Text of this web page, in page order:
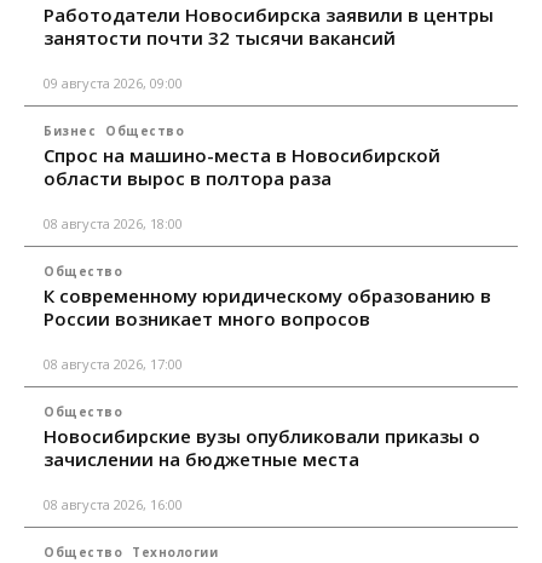
Работодатели Новосибирска заявили в центры
занятости почти 32 тысячи вакансий
09 августа 2026, 09:00
Бизнес Общество
Спрос на машино-места в Новосибирской
области вырос в полтора раза
08 августа 2026, 18:00
Общество
К современному юридическому образованию в
России возникает много вопросов
08 августа 2026, 17:00
Общество
Новосибирские вузы опубликовали приказы о
зачислении на бюджетные места
08 августа 2026, 16:00
Общество Технологии